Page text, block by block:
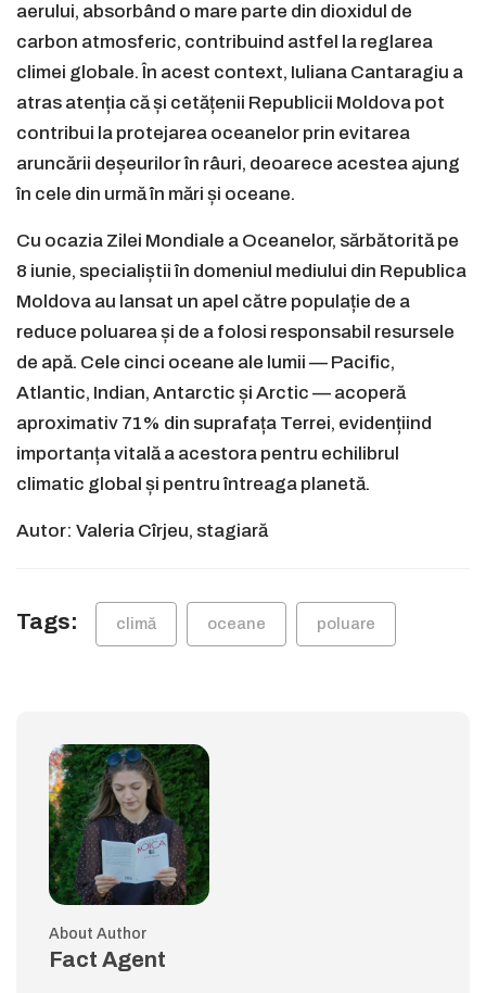
aerului, absorbând o mare parte din dioxidul de
carbon atmosferic, contribuind astfel la reglarea
climei globale. În acest context, Iuliana Cantaragiu a
atras atenția că și cetățenii Republicii Moldova pot
contribui la protejarea oceanelor prin evitarea
aruncării deșeurilor în râuri, deoarece acestea ajung
în cele din urmă în mări și oceane.
Cu ocazia Zilei Mondiale a Oceanelor, sărbătorită pe
8 iunie, specialiștii în domeniul mediului din Republica
Moldova au lansat un apel către populație de a
reduce poluarea și de a folosi responsabil resursele
de apă. Cele cinci oceane ale lumii — Pacific,
Atlantic, Indian, Antarctic și Arctic — acoperă
aproximativ 71% din suprafața Terrei, evidențiind
importanța vitală a acestora pentru echilibrul
climatic global și pentru întreaga planetă.
Autor: Valeria Cîrjeu, stagiară
Tags: climă oceane poluare
About Author
Fact Agent